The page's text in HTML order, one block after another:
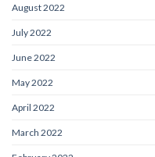
August 2022
July 2022
June 2022
May 2022
April 2022
March 2022